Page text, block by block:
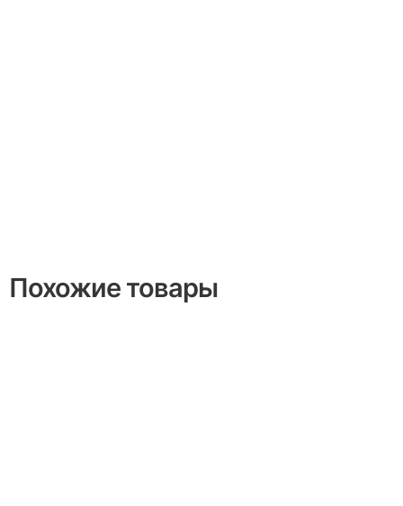
Похожие товары